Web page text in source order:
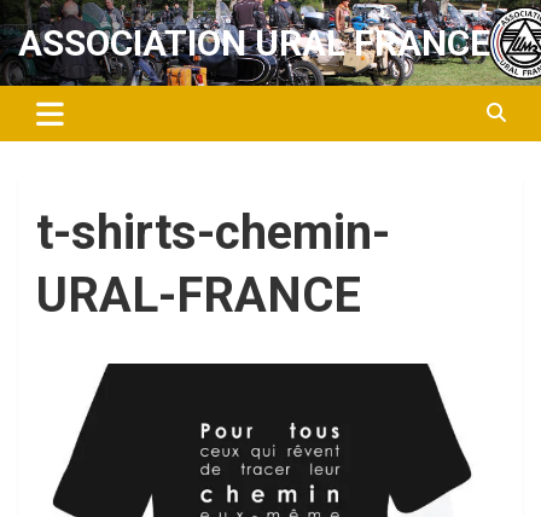
Aller
au
contenu
ASSOCIATION URAL FRANCE
t-shirts-chemin-
URAL-FRANCE